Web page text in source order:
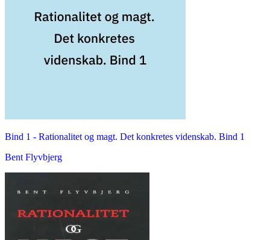
Bind 1 - Rationalitet og magt. Det konkretes videnskab. Bind 1
Bent Flyvbjerg